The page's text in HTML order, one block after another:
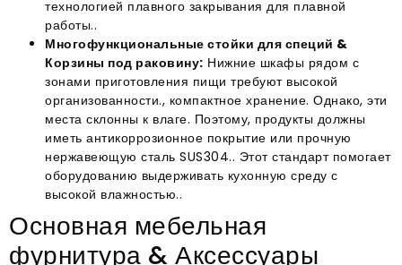
технологией плавного закрывания для плавной
работы..
Многофункциональные стойки для специй &
Корзины под раковину: Нижние шкафы рядом с
зонами приготовления пищи требуют высокой
организованности., компактное хранение. Однако, эти
места склонны к влаге. Поэтому, продукты должны
иметь антикоррозионное покрытие или прочную
нержавеющую сталь SUS304.. Этот стандарт помогает
оборудованию выдерживать кухонную среду с
высокой влажностью..
Основная мебельная
фурнитура & Аксессуары